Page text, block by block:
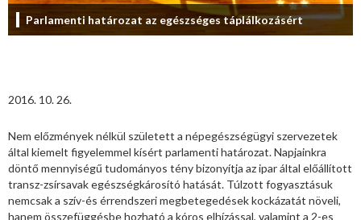
Parlamenti határozat az egészséges táplálkozásért
2016. 10. 26.
Nem előzmények nélkül született a népegészségügyi szervezetek
által kiemelt figyelemmel kísért parlamenti határozat. Napjainkra
döntő mennyiségű tudományos tény bizonyítja az ipar által előállított
transz-zsírsavak egészségkárosító hatását. Túlzott fogyasztásuk
nemcsak a szív-és érrendszeri megbetegedések kockázatát növeli,
hanem összefüggésbe hozható a kóros elhízással, valamint a 2-es